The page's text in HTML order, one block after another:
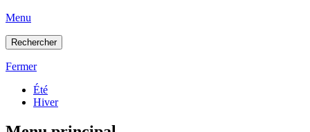
Menu
Rechercher
Fermer
Été
Hiver